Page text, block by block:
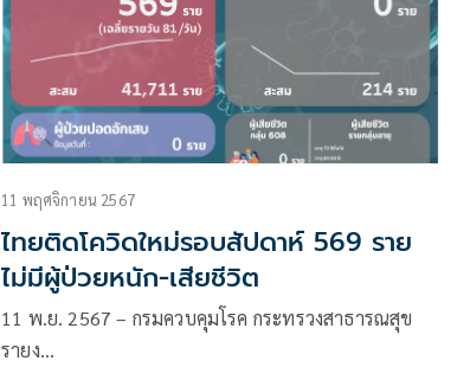
11 พฤศจิกายน 2567
ไทยติดโควิดใหม่รอบสัปดาห์ 569 ราย
ไม่มีผู้ป่วยหนัก-เสียชีวิต
11 พ.ย. 2567 – กรมควบคุมโรค กระทรวงสาธารณสุข
รายง…